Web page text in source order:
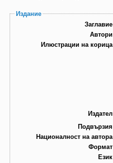
Издание
Заглавие
Автори
Илюстрации на корица
Издател
Подвързия
Националност на автора
Формат
Език